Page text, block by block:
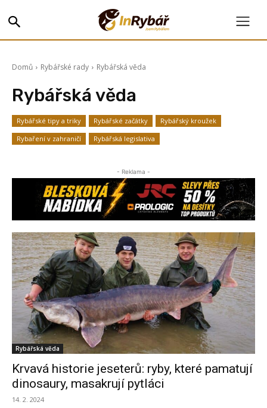
Domů Rybářské rady Rybářská věda
Rybářská věda
Rybářské tipy a triky Rybářské začátky
Rybářský kroužek
Rybaření v zahraničí
Rybářská legislativa
- Reklama -
Rybářská věda
Krvavá historie jeseterů: ryby, které pamatují
dinosaury, masakrují pytláci
14. 2. 2024